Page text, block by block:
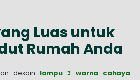
Luas untuk
Rumah Anda
desain lampu 3 warna cahaya